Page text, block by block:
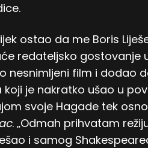
ostao da me Boris
redateljsko gostovanje
nesnimljeni film i dodao
koji je nakratko ušao u
svoje Hagade tek
. „Odmah prihvatam
i samog